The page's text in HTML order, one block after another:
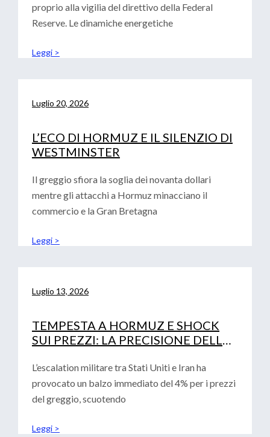
proprio alla vigilia del direttivo della Federal
Reserve. Le dinamiche energetiche
Leggi >
Luglio 20, 2026
L’ECO DI HORMUZ E IL SILENZIO DI
WESTMINSTER
Il greggio sfiora la soglia dei novanta dollari
mentre gli attacchi a Hormuz minacciano il
commercio e la Gran Bretagna
Leggi >
Luglio 13, 2026
TEMPESTA A HORMUZ E SHOCK
SUI PREZZI: LA PRECISIONE DELLE
FINANZIARIA AZIENDALE
L’escalation militare tra Stati Uniti e Iran ha
provocato un balzo immediato del 4% per i prezzi
del greggio, scuotendo
Leggi >